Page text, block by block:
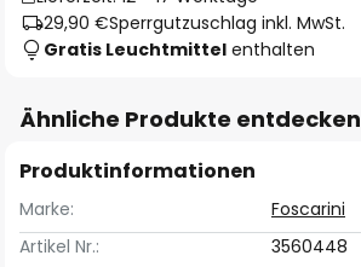
29,90 €Sperrgutzuschlag inkl. MwSt.
Gratis Leuchtmittel enthalten
Ähnliche Produkte entdecken
Produktinformationen
Marke:
Foscarini
Artikel Nr.:
3560448